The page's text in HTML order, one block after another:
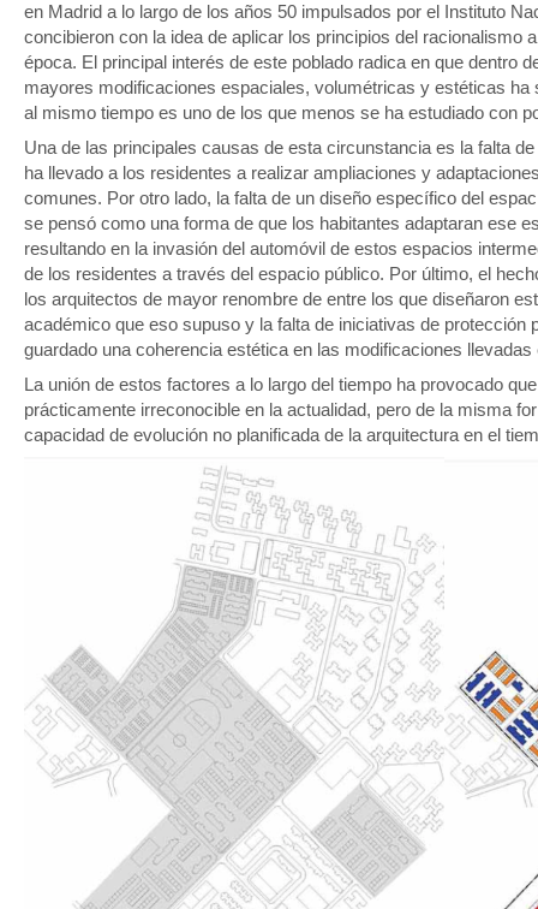
en Madrid a lo largo de los años 50 impulsados por el Instituto
concibieron con la idea de aplicar los principios del racionalismo
época. El principal interés de este poblado radica en que dentro
mayores modificaciones espaciales, volumétricas y estéticas
al mismo tiempo es uno de los que menos se ha estudiado con
Una de las principales causas de esta circunstancia es la falta
ha llevado a los residentes a realizar ampliaciones y
comunes. Por otro lado, la falta de un diseño específico del
se pensó como una forma de que los habitantes adaptaran ese
resultando en la invasión del automóvil de estos espacios
de los residentes a través del espacio público. Por último, el
los arquitectos de mayor renombre de entre los que diseñaron
académico que eso supuso y la falta de iniciativas de protección
guardado una coherencia estética en las modificaciones
La unión de estos factores a lo largo del tiempo ha provocado
prácticamente irreconocible en la actualidad, pero de la misma
capacidad de evolución no planificada de la arquitectura en el